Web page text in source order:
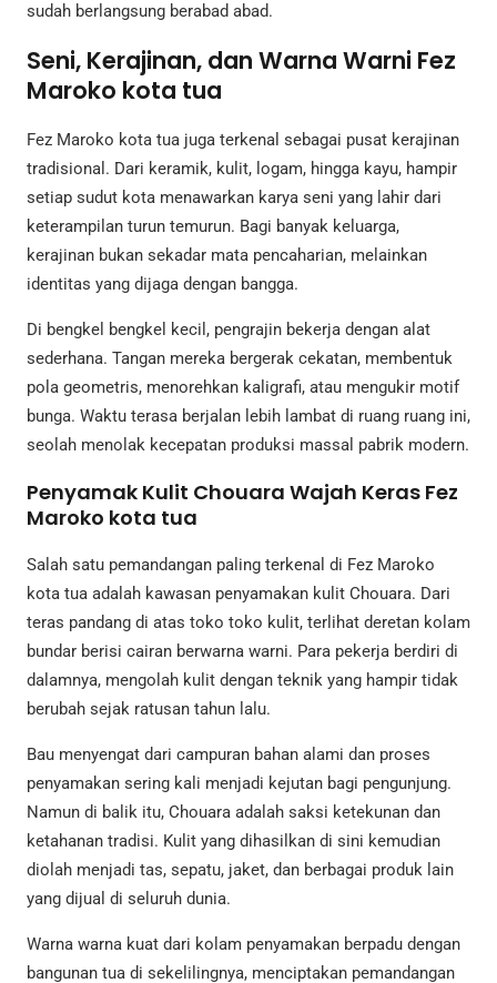
sudah berlangsung berabad abad.
Seni, Kerajinan, dan Warna Warni Fez
Maroko kota tua
Fez Maroko kota tua juga terkenal sebagai pusat kerajinan
tradisional. Dari keramik, kulit, logam, hingga kayu, hampir
setiap sudut kota menawarkan karya seni yang lahir dari
keterampilan turun temurun. Bagi banyak keluarga,
kerajinan bukan sekadar mata pencaharian, melainkan
identitas yang dijaga dengan bangga.
Di bengkel bengkel kecil, pengrajin bekerja dengan alat
sederhana. Tangan mereka bergerak cekatan, membentuk
pola geometris, menorehkan kaligrafi, atau mengukir motif
bunga. Waktu terasa berjalan lebih lambat di ruang ruang ini,
seolah menolak kecepatan produksi massal pabrik modern.
Penyamak Kulit Chouara Wajah Keras Fez
Maroko kota tua
Salah satu pemandangan paling terkenal di Fez Maroko
kota tua adalah kawasan penyamakan kulit Chouara. Dari
teras pandang di atas toko toko kulit, terlihat deretan kolam
bundar berisi cairan berwarna warni. Para pekerja berdiri di
dalamnya, mengolah kulit dengan teknik yang hampir tidak
berubah sejak ratusan tahun lalu.
Bau menyengat dari campuran bahan alami dan proses
penyamakan sering kali menjadi kejutan bagi pengunjung.
Namun di balik itu, Chouara adalah saksi ketekunan dan
ketahanan tradisi. Kulit yang dihasilkan di sini kemudian
diolah menjadi tas, sepatu, jaket, dan berbagai produk lain
yang dijual di seluruh dunia.
Warna warna kuat dari kolam penyamakan berpadu dengan
bangunan tua di sekelilingnya, menciptakan pemandangan